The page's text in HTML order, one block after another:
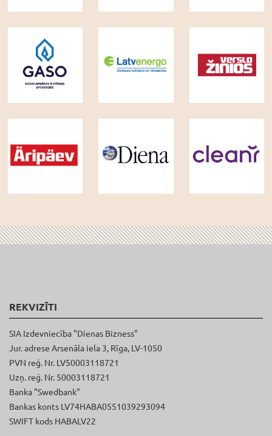
REKVIZĪTI
SIA Izdevniecība "Dienas Bizness"
Jur. adrese Arsenāla iela 3, Rīga, LV-1050
PVN reģ. Nr. LV50003118721
Uzņ. reģ. Nr. 50003118721
Banka "Swedbank"
Bankas konts LV74HABA0551039293094
SWIFT kods HABALV22